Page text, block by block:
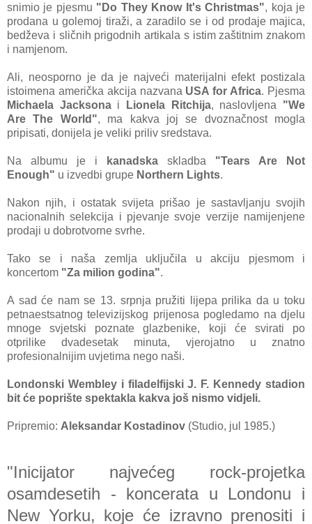
snimio je pjesmu "Do They Know It's Christmas", koja je
prodana u golemoj tiraži, a zaradilo se i od prodaje majica,
bedževa i sličnih prigodnih artikala s istim zaštitnim znakom
i namjenom.
Ali, neosporno je da je najveći materijalni efekt postizala
istoimena američka akcija nazvana USA for Africa. Pjesma
Michaela Jacksonai Lionela Ritchija, naslovljena "We
Are The World", ma kakva joj se dvoznačnost mogla
pripisati, donijela je veliki priliv sredstava.
Na albumu je i kanadska skladba "Tears Are Not
Enough" u izvedbi grupe Northern Lights.
Nakon njih, i ostatak svijeta prišao je sastavljanju svojih
nacionalnih selekcija i pjevanje svoje verzije namijenjene
prodaji u dobrotvorne svrhe.
Tako se i naša zemlja uključila u akciju pjesmom i
koncertom "Za milion godina".
A sad će nam se 13. srpnja pružiti lijepa prilika da u toku
petnaestsatnog televizijskog prijenosa pogledamo na djelu
mnoge svjetski poznate glazbenike, koji će svirati po
otprilike dvadesetak minuta, vjerojatno u znatno
profesionalnijim uvjetima nego naši.
Londonski Wembley i filadelfijski J. F. Kennedy stadion
bit će poprište spektakla kakva još nismo vidjeli.
Pripremio: Aleksandar Kostadinov (Studio, jul 1985.)
"Inicijator najvećeg rock-projetka
osamdesetih - koncerata u Londonu i
New Yorku, koje će izravno prenositi i